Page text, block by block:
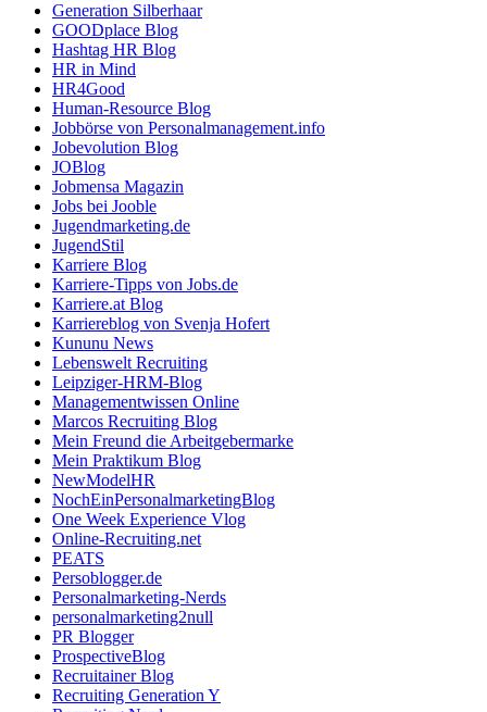
Generation Silberhaar
GOODplace Blog
Hashtag HR Blog
HR in Mind
HR4Good
Human-Resource Blog
Jobbörse von Personalmanagement.info
Jobevolution Blog
JOBlog
Jobmensa Magazin
Jobs bei Jooble
Jugendmarketing.de
JugendStil
Karriere Blog
Karriere-Tipps von Jobs.de
Karriere.at Blog
Karriereblog von Svenja Hofert
Kununu News
Lebenswelt Recruiting
Leipziger-HRM-Blog
Managementwissen Online
Marcos Recruiting Blog
Mein Freund die Arbeitgebermarke
Mein Praktikum Blog
NewModelHR
NochEinPersonalmarketingBlog
One Week Experience Vlog
Online-Recruiting.net
PEATS
Persoblogger.de
Personalmarketing-Nerds
personalmarketing2null
PR Blogger
ProspectiveBlog
Recruitainer Blog
Recruiting Generation Y